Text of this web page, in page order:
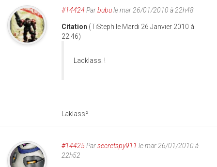
#14424 Parbubule mar 26/01/2010 à 22h48
Citation (TiSteph le Mardi 26 Janvier 2010 à
22:46)
Lacklass. !
Laklass².
#14425Parsecretspy911 le mar 26/01/2010 à
22h52